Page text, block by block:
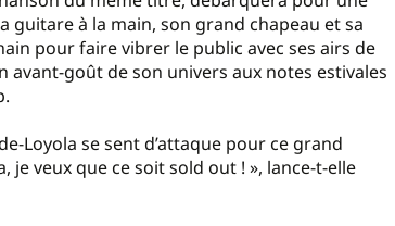
guitare à la main, son grand chapeau et sa
pour faire vibrer le public avec ses airs de
avant-goût de son univers aux notes estivales
Loyola se sent d’attaque pour ce grand
je veux que ce soit sold out ! », lance-t-elle